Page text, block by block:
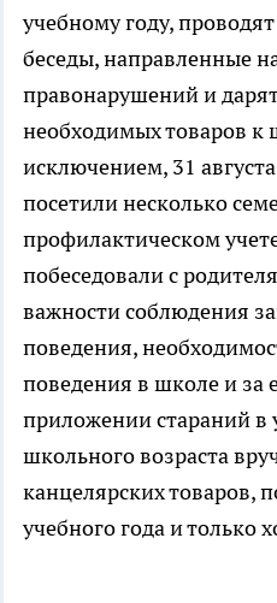
учебному году,
беседы, направленные
правонарушений и
необходимых товаров к
исключением, 31
посетили несколько
профилактическом
побеседовали с
важности соблюдения
поведения,
поведения в школе и за
приложении стараний в
школьного возраста
канцелярских товаров,
учебного года и только